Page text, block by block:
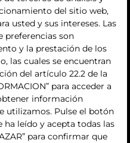
del sitio web,
usted y sus intereses. Las
preferencias son
y la prestación de los
las cuales se encuentran
del artículo 22.2 de la
para acceder a
información
utilizamos. Pulse el botón
ha leído y acepta todas las
para confirmar que